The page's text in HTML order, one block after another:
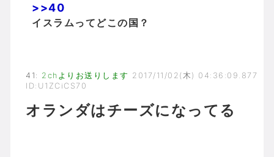
>>40
イスラムってどこの国？
41 : 2chよりお送りします 2017/11/02(木) 04:36:09.877
ID:U1ZCiCS70
オランダはチーズになってる